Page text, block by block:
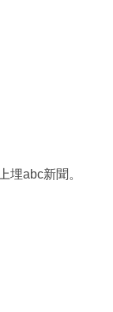
埋abc新聞。